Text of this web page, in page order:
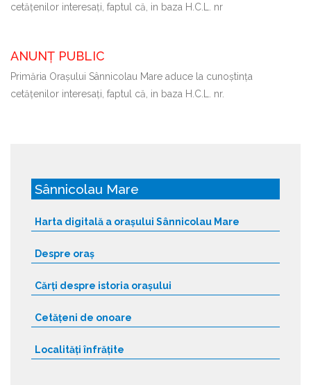
cetăţenilor interesaţi, faptul că, in baza H.C.L. nr
ANUNȚ PUBLIC
Primăria Oraşului Sânnicolau Mare aduce la cunoştinţa
cetăţenilor interesaţi, faptul că, in baza H.C.L. nr.
Sânnicolau Mare
Harta digitală a orașului Sânnicolau Mare
Despre oraș
Cărți despre istoria orașului
Cetățeni de onoare
Localități înfrățite